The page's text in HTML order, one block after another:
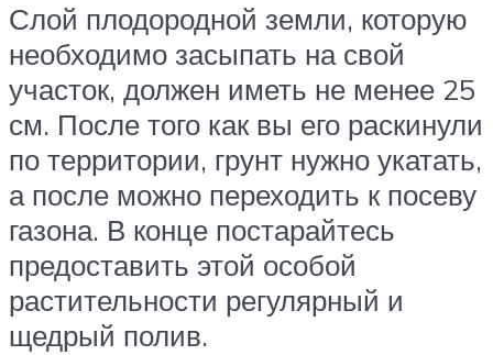
Слой плодородной земли, которую
необходимо засыпать на свой
участок, должен иметь не менее 25
см. После того как вы его раскинули
по территории, грунт нужно укатать,
а после можно переходить к посеву
газона. В конце постарайтесь
предоставить этой особой
растительности регулярный и
щедрый полив.